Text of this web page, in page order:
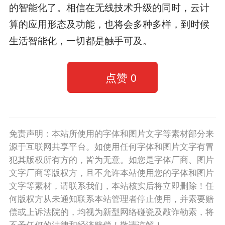
的智能化了。相信在无线技术升级的同时，云计
算的应用形态及功能，也将会多种多样，到时候
生活智能化，一切都是触手可及。
点赞 0
免责声明：本站所使用的字体和图片文字等素材部分来
源于互联网共享平台。如使用任何字体和图片文字有冒
犯其版权所有方的，皆为无意。如您是字体厂商、图片
文字厂商等版权方，且不允许本站使用您的字体和图片
文字等素材，请联系我们，本站核实后将立即删除！任
何版权方从未通知联系本站管理者停止使用，并索要赔
偿或上诉法院的，均视为新型网络碰瓷及敲诈勒索，将